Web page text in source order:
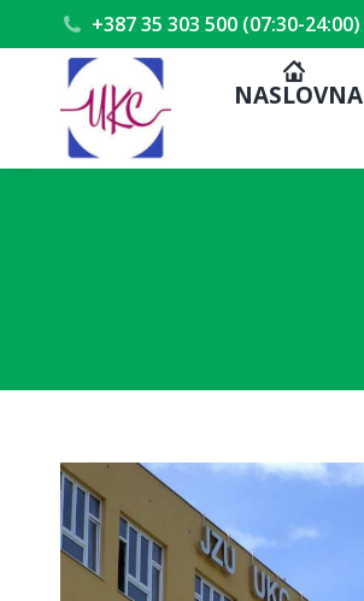
+387 35 303 500 (07:30-24:00)
NASLOVNA